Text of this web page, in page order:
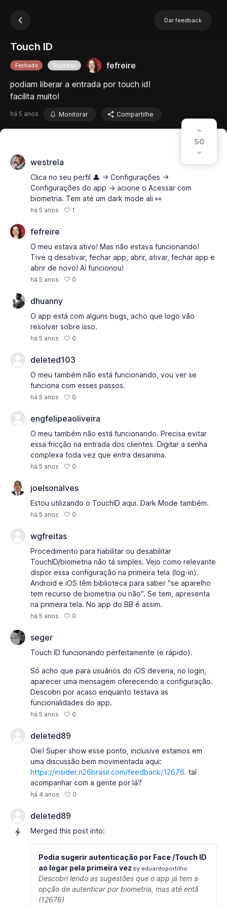
Dar feedback
Touch ID
Fechado Sugestão
fefreire
podiam liberar a entrada por touch id!
facilita muito!
há 5 anos Monitorar Compartilhe
50
westrela
Clica no seu perfil 👤 -> Configurações ->
Configurações do app -> acione o Acessar com
biometria. Tem até um dark mode ali 👀
há 5 anos 1
fefreire
O meu estava ativo! Mas não estava funcionando!
Tive q desativar, fechar app, abrir, ativar, fechar app e
abrir de novo! Aí funcionou!
há 5 anos 0
dhuanny
O app está com alguns bugs, acho que logo vão
resolver sobre isso.
há 5 anos 0
deleted103
O meu também não está funcionando, vou ver se
funciona com esses passos.
há 5 anos 0
engfelipeaoliveira
O meu também não está funcionando. Precisa evitar
essa fricção na entrada dos clientes. Digitar a senha
complexa toda vez que entra desanima.
há 5 anos 0
joelsonalves
Estou utilizando o TouchID aqui. Dark Mode também.
há 5 anos 0
wgfreitas
Procedimento para habilitar ou desabilitar
TouchID/biometria não tá simples. Vejo como relevante
dispor essa configuração na primeira tela (log-in).
Android e iOS têm biblioteca para saber "se aparelho
tem recurso de biometria ou não". Se tem, apresenta
na primeira tela. No app do BB é assim.
há 5 anos 0
seger
Touch ID funcionando perfeitamente (e rápido).
Só acho que para usuários do iOS deveria, no login,
aparecer uma mensagem oferecendo a configuração.
Descobri por acaso enquanto testava as
funcionalidades do app.
há 5 anos 0
deleted89
Oie! Super show esse ponto, inclusive estamos em
uma discussão bem movimentada aqui:
https://insider.n26brasil.com/feedback/12676. tal
acompanhar com a gente por lá?
há 4 anos 0
deleted89
Merged this post into:
Podia sugerir autenticação por Face /Touch ID
ao logar pela primeira vez by eduardoportilho
Descobri lendo as sugestões que o app já tem a
opção de autenticar por biometria, mas até entã
(12676)